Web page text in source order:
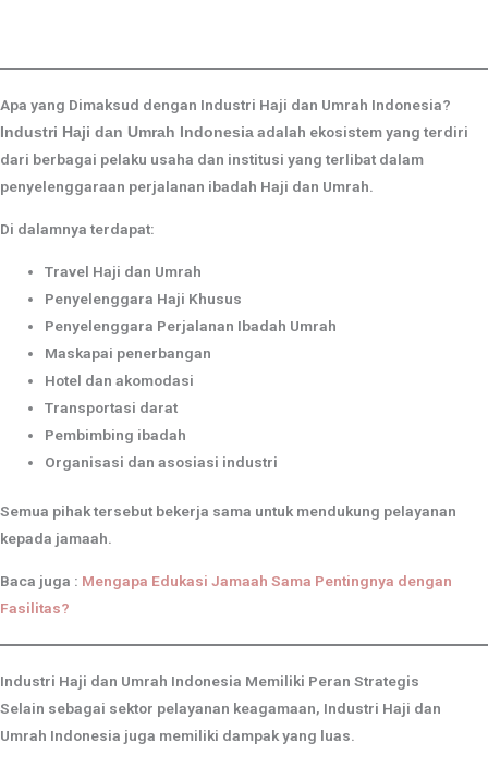
Apa yang Dimaksud dengan Industri Haji dan Umrah Indonesia?
Industri Haji dan Umrah Indonesia adalah ekosistem yang terdiri
dari berbagai pelaku usaha dan institusi yang terlibat dalam
penyelenggaraan perjalanan ibadah Haji dan Umrah.
Di dalamnya terdapat:
Travel Haji dan Umrah
Penyelenggara Haji Khusus
Penyelenggara Perjalanan Ibadah Umrah
Maskapai penerbangan
Hotel dan akomodasi
Transportasi darat
Pembimbing ibadah
Organisasi dan asosiasi industri
Semua pihak tersebut bekerja sama untuk mendukung pelayanan
kepada jamaah.
Baca juga : Mengapa Edukasi Jamaah Sama Pentingnya dengan
Fasilitas?
Industri Haji dan Umrah Indonesia Memiliki Peran Strategis
Selain sebagai sektor pelayanan keagamaan, Industri Haji dan
Umrah Indonesia juga memiliki dampak yang luas.